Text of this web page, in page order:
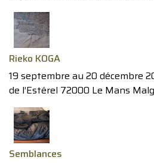
Rieko KOGA
19 septembre au 20 décembre
de l’Estérel 72000 Le Mans
Semblances